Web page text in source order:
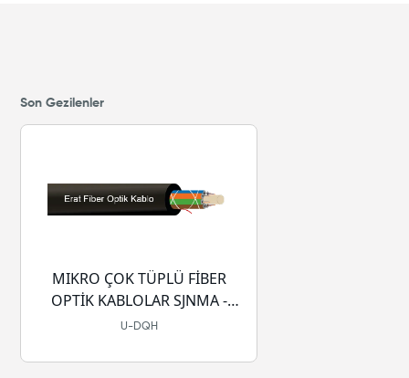
Son Gezilenler
MIKRO ÇOK TÜPLÜ FİBER
OPTİK KABLOLAR SJNMA -
LSZH-HFFR
U-DQH